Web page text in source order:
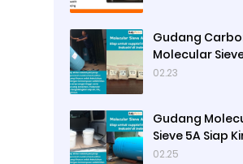
Gudang
Molecular
Nitrogen
02.23
Gudang
Sieve 5A Siap
Bengkulu Utara
02.25